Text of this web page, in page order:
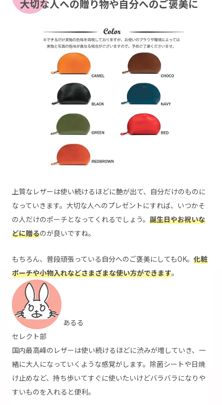
大切な人への贈り物や自分へのご褒美に
上質なレザーは使い続けるほどに艶が出て、自分だけのものに
なっていきます。大切な人へのプレゼントにすれば、いつかそ
の人だけのポーチとなってくれるでしょう。 誕生日やお祝いな
どに贈るのが良いですね。
もちろん、普段頑張っている自分へのご褒美にしてもOK。 化粧
ポーチや小物入れなどさまざまな使い方ができます。
あるる
セレクト部
国内最高峰のレザーは使い続けるほどに渋みが増していき、一
緒に大人になっていくような感覚がします。除菌シートや日焼
け止めなど、持ち歩いてすぐに使いたいけどバラバラになりや
すいものを入れると便利。